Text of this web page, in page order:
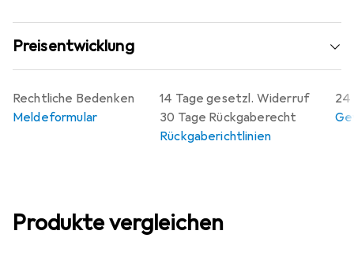
Preisentwicklung
14 Tage gesetzl. Widerruf
30 Tage Rückgaberecht
Rückgaberichtlinien
24
Rechtliche Bedenken
Meldeformular
Produkte vergleichen